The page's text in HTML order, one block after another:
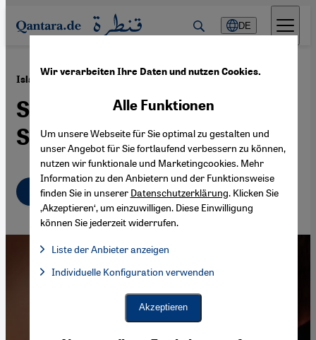
Direkt zum Inhalt springen
DE
Islamismus in Deutschland ·03.09.2019
Salafisten mit YouTube-
Satire bekämpfen
Deutsch English عربي
Wir verarbeiten Ihre Daten und nutzen Cookies.
Alle Funktionen
Um unsere Webseite für Sie optimal zu gestalten und
unser Angebot für Sie fortlaufend verbessern zu können,
nutzen wir funktionale und Marketingcookies. Mehr
Information zu den Anbietern und der Funktionsweise
finden Sie in unserer Datenschutzerklärung. Klicken Sie
‚Akzeptieren‘, um einzuwilligen. Diese Einwilligung
können Sie jederzeit widerrufen.
Liste der Anbieter anzeigen
Facebook Embed / Facebook Connect, Google Maps Embed,
Facebook Embed / Facebook Connect
Individuelle Konfiguration verwenden
Akzeptieren